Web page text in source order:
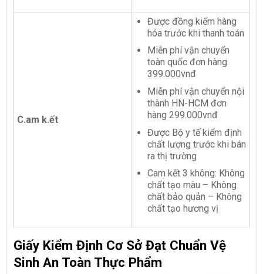
C.am k.ết
Được đồng kiểm hàng
hóa trước khi thanh toán
Miễn phí vận chuyển
toàn quốc đơn hàng
399.000vnđ
Miễn phí vận chuyển nội
thành HN-HCM đơn
hàng 299.000vnđ
Được Bộ y tế kiểm định
chất lượng trước khi bán
ra thị trường
Cam kết 3 không: Không
chất tạo màu – Không
chất bảo quản – Không
chất tạo hương vị
Giấy Kiểm Định Cơ Sở Đạt Chuẩn Vệ
Sinh An Toàn Thực Phẩm